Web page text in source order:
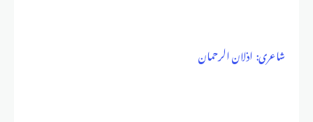
شاعری: اذلان الرحمان